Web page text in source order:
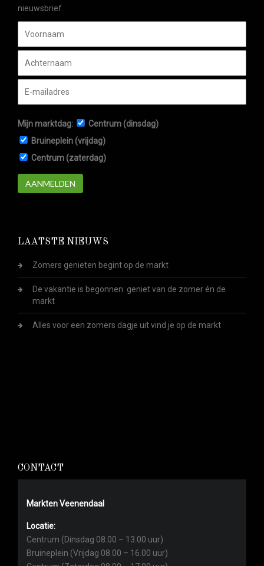
nieuwsbrief.
Mijn marktdag:
Centrum (dinsdag)
Bruineplein (vrijdag)
Centrum (zaterdag)
AANMELDEN
LAATSTE NIEUWS
Zomers genieten begint op de markt
De vakantie is begonnen: geniet van de zomer én de
markt
Alles voor een zomers dagje uit vind je op de markt
CONTACT
Markten Veenendaal
Locatie:
Centrum (Dinsdag 08.00 – 13.00 uur)
Bruineplein (Vrijdag 08.00 – 16.00 uur)